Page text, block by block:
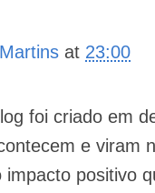
at 23:00
foi criado em
e viram
positivo